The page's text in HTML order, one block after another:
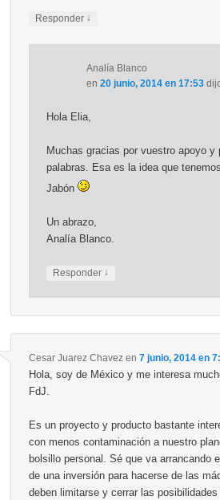
Responder ↓
Analía Blanco
en 20 junio, 2014 en 17:53
Hola Elia,
Muchas gracias por vuestro apoyo y
palabras. Esa es la idea que
Jabón
Un abrazo,
Analía Blanco.
Responder ↓
Cesar Juarez Chavezen 7 junio, 2014 en
Hola, soy de México y me interesa
FdJ.
Es un proyecto y producto bastante
con menos contaminación a nuestro
bolsillo personal. Sé que va arrancando
de una inversión para hacerse de las
deben limitarse y cerrar las